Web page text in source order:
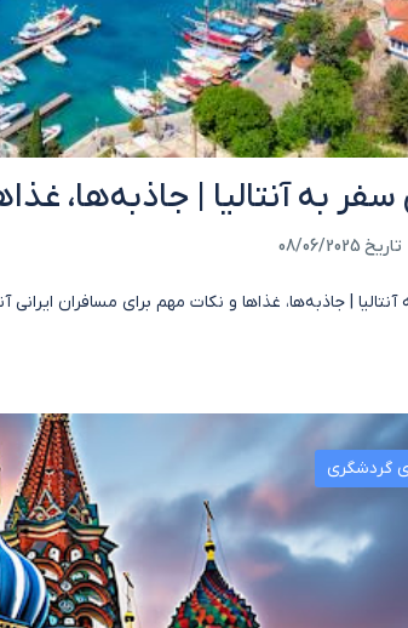
به آنتالیا | جاذبه‌ها،
تاریخ 08/06/2025
| جاذبه‌ها، غذاها و نکات مهم برای مسافران
گردشگری